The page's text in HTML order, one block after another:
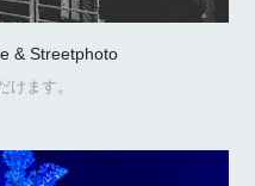
& Streetphoto
けます。